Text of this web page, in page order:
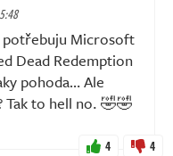
potřebuju Microsoft
Dead Redemption
pohoda… Ale
Tak to hell no. 🤣🤣
4 4